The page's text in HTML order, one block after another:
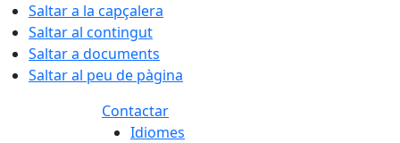
Saltar a la capçalera
Saltar al contingut
Saltar a documents
Saltar al peu de pàgina
Contactar
Idiomes